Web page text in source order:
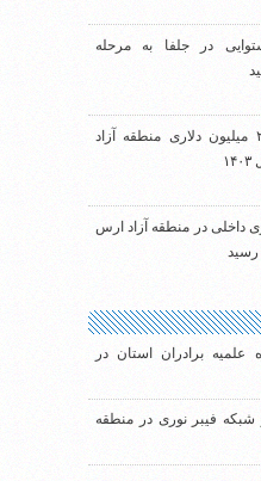
در جلفا به مرحله
صادرات ۲۰۰ میلیون دلاری منطقه آزاد
داخلی در منطقه آزاد ارس
علمیه برادران استان در
شبکه فیبر نوری در منطقه